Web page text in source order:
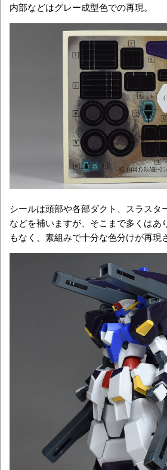
内部などはグレー成型色での再現。
シールは頭部や各部ダクト、スラスタ
などを補いますが、そこまで多くはあ
もなく、素組みで十分な色分けが再現